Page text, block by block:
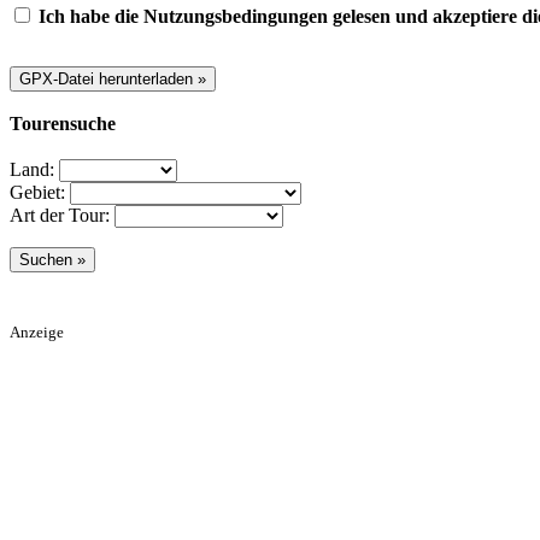
Ich habe die Nutzungsbedingungen gelesen und akzeptiere
Tourensuche
Land:
Gebiet:
Art der Tour:
Anzeige